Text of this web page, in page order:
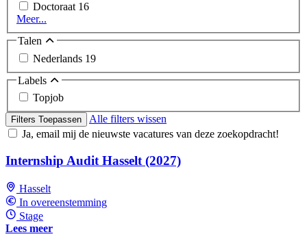
Doctoraat 16
Meer...
Talen
Nederlands 19
Labels
Topjob
Filters Toepassen
Alle filters wissen
Ja, email mij de nieuwste vacatures van deze zoekopdracht!
Internship Audit Hasselt (2027)
Hasselt
In overeenstemming
Stage
Lees meer